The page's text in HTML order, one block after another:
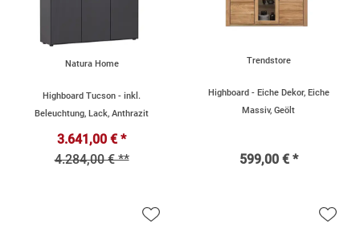
Natura Home
Highboard Tucson - inkl.
Beleuchtung, Lack, Anthrazit
3.641,00 € *
4.284,00 € **
Trendstore
Highboard - Eiche Dekor, Eiche
Massiv, Geölt
599,00 € *